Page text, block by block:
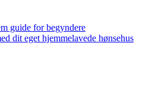
guide for begyndere
dit eget hjemmelavede hønsehus